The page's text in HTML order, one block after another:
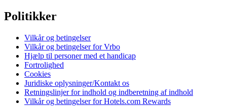
Politikker
Vilkår og betingelser
Vilkår og betingelser for Vrbo
Hjælp til personer med et handicap
Fortrolighed
Cookies
Juridiske oplysninger/Kontakt os
Retningslinjer for indhold og indberetning af indhold
Vilkår og betingelser for Hotels.com Rewards